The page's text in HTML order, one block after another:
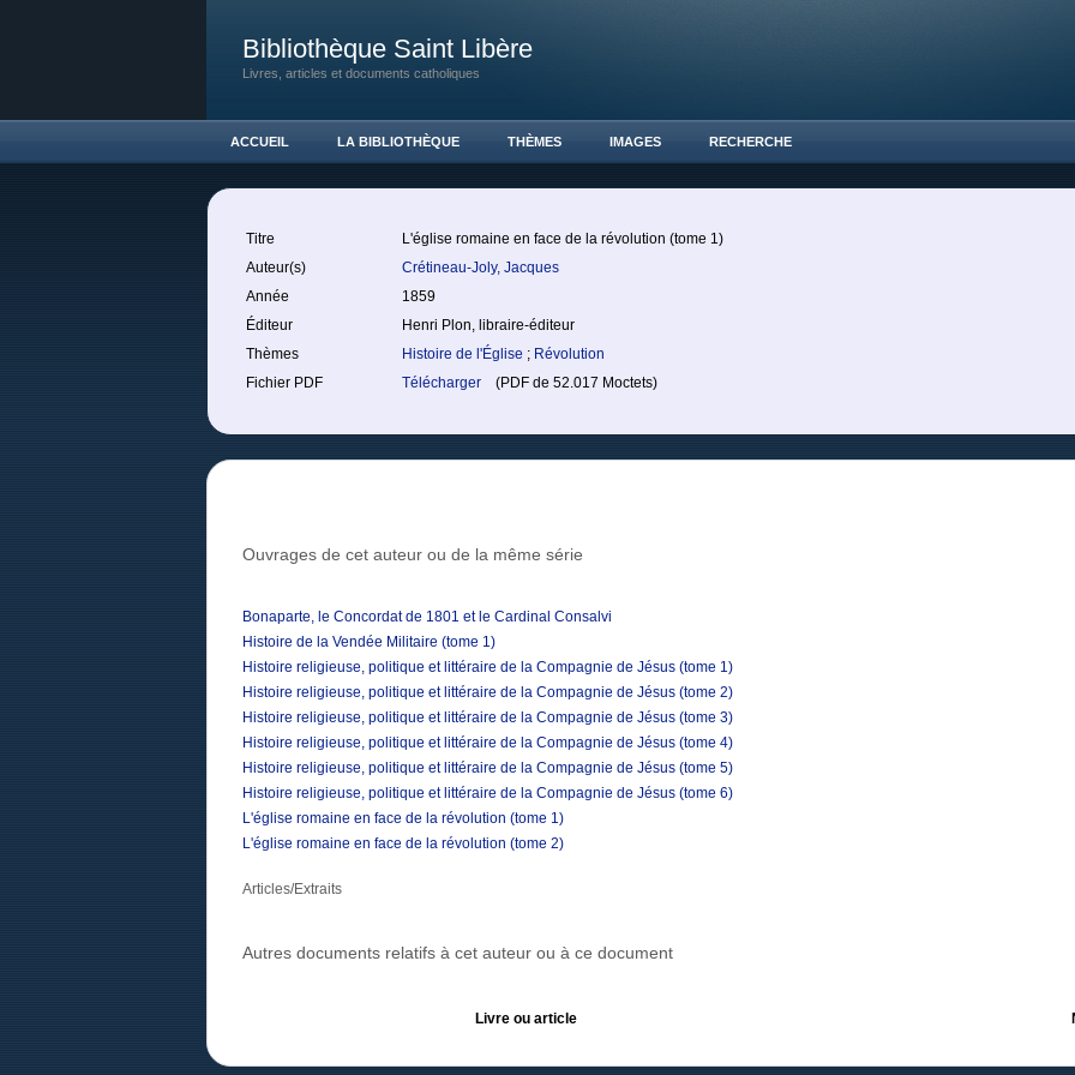
Bibliothèque Saint Libère
Livres, articles et documents catholiques
ACCUEIL LA BIBLIOTHÈQUE THÈMES IMAGES RECHERCHE
Titre
L'église romaine en face de la révolution (tome 1)
Auteur(s)
Crétineau-Joly, Jacques
Année
1859
Éditeur
Henri Plon, libraire-éditeur
Thèmes
Histoire de l'Église ; Révolution
Fichier PDF
Télécharger (PDF de 52.017 Moctets)
Ouvrages de cet auteur ou de la même série
Bonaparte, le Concordat de 1801 et le Cardinal Consalvi
Histoire de la Vendée Militaire (tome 1)
Histoire religieuse, politique et littéraire de la Compagnie de Jésus (tome 1)
Histoire religieuse, politique et littéraire de la Compagnie de Jésus (tome 2)
Histoire religieuse, politique et littéraire de la Compagnie de Jésus (tome 3)
Histoire religieuse, politique et littéraire de la Compagnie de Jésus (tome 4)
Histoire religieuse, politique et littéraire de la Compagnie de Jésus (tome 5)
Histoire religieuse, politique et littéraire de la Compagnie de Jésus (tome 6)
L'église romaine en face de la révolution (tome 1)
L'église romaine en face de la révolution (tome 2)
Articles/Extraits
Autres documents relatifs à cet auteur ou à ce document
Livre ou article